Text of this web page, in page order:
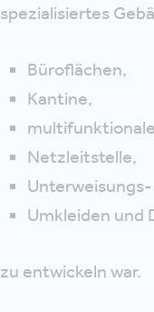
spezialisiertes
Büroflächen,
Kantine,
Netzleitstelle,
Umkleiden und
zu entwickeln war.